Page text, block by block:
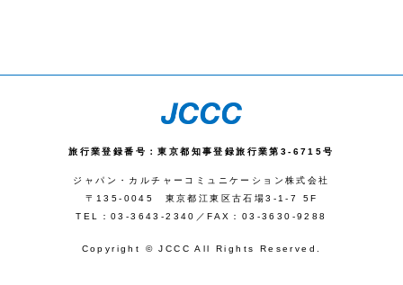
旅行業登録番号：東京都知事登録旅行業第3-6715号
ジャパン・カルチャーコミュニケーション株式会社
〒135-0045 東京都江東区古石場3-1-7 5F
TEL：03-3643-2340／FAX：03-3630-9288
Copyright © JCCC All Rights Reserved.